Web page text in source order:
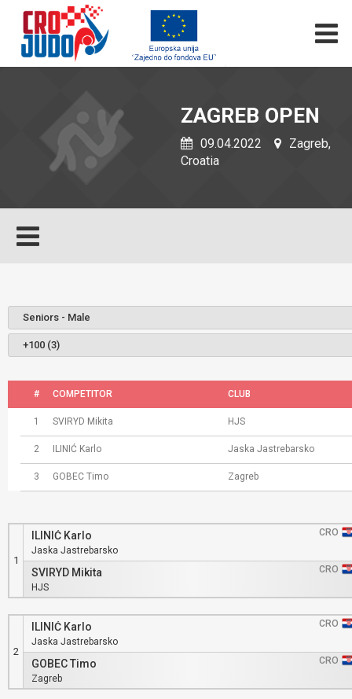
ZAGREB OPEN
09.04.2022
Zagreb,
Croatia
# COMPETITOR CLUB
1 SVIRYD Mikita HJS
2 ILINIĆ Karlo Jaska Jastrebarsko
3 GOBEC Timo Zagreb
1
ILINIĆ Karlo
CRO
Jaska Jastrebarsko
SVIRYD Mikita
CRO
HJS
2
ILINIĆ Karlo
CRO
Jaska Jastrebarsko
GOBEC Timo
CRO
Zagreb